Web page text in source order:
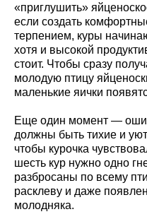
«приглушить»
если создать
терпением, куры
хотя и высокой
стоит. Чтобы сразу
молодую птицу
маленькие яички
Еще один момент —
должны быть тихие и
чтобы курочка
шесть кур нужно одно
разбросаны по всему
расклеву и даже
молодняка.